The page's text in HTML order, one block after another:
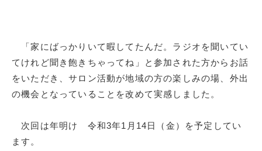
「家にばっかりいて暇してたんだ。ラジオを聞いてい
てけれど聞き飽きちゃってね」と参加された方からお話
をいただき、サロン活動が地域の方の楽しみの場、外出
の機会となっていることを改めて実感しました。
次回は年明け 令和3年1月14日（金）を予定してい
ます。